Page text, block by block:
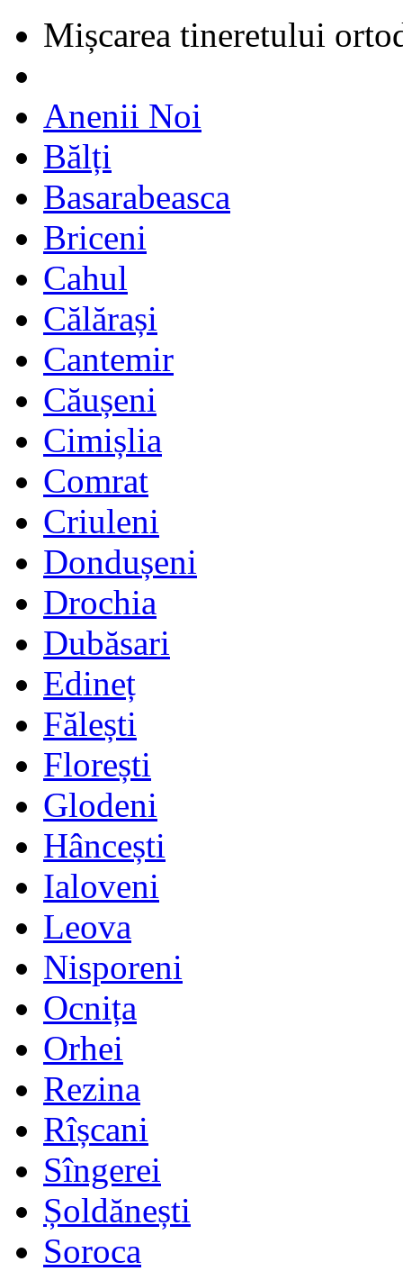
Mișcarea tineretului
Anenii Noi
Bălți
Basarabeasca
Briceni
Cahul
Călărași
Cantemir
Căușeni
Cimișlia
Comrat
Criuleni
Dondușeni
Drochia
Dubăsari
Edineț
Fălești
Florești
Glodeni
Hâncești
Ialoveni
Leova
Nisporeni
Ocnița
Orhei
Rezina
Rîșcani
Sîngerei
Șoldănești
Soroca